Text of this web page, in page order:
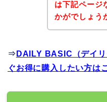
は下記ページ
かがでしょう
⇒ DAILY BASIC（デイ
ぐお得に購入したい方は